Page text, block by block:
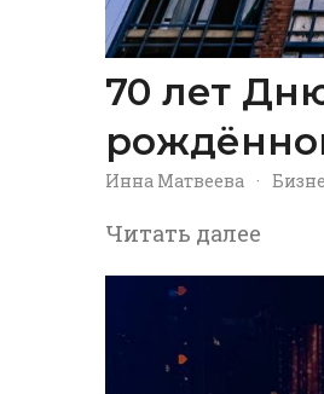
70 лет
Инна Матвеева ·
Читать далее